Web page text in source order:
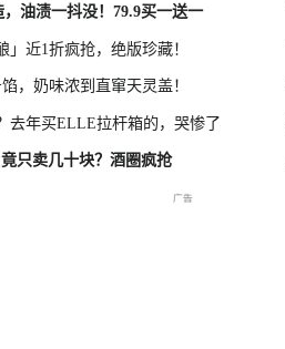
油渍一抖没！79.9买一送一
近1折疯抢，绝版珍藏！
，奶味浓到直窜天灵盖！
去年买ELLE拉杆箱的，哭惨了
只卖几十块？酒圈疯抢
会